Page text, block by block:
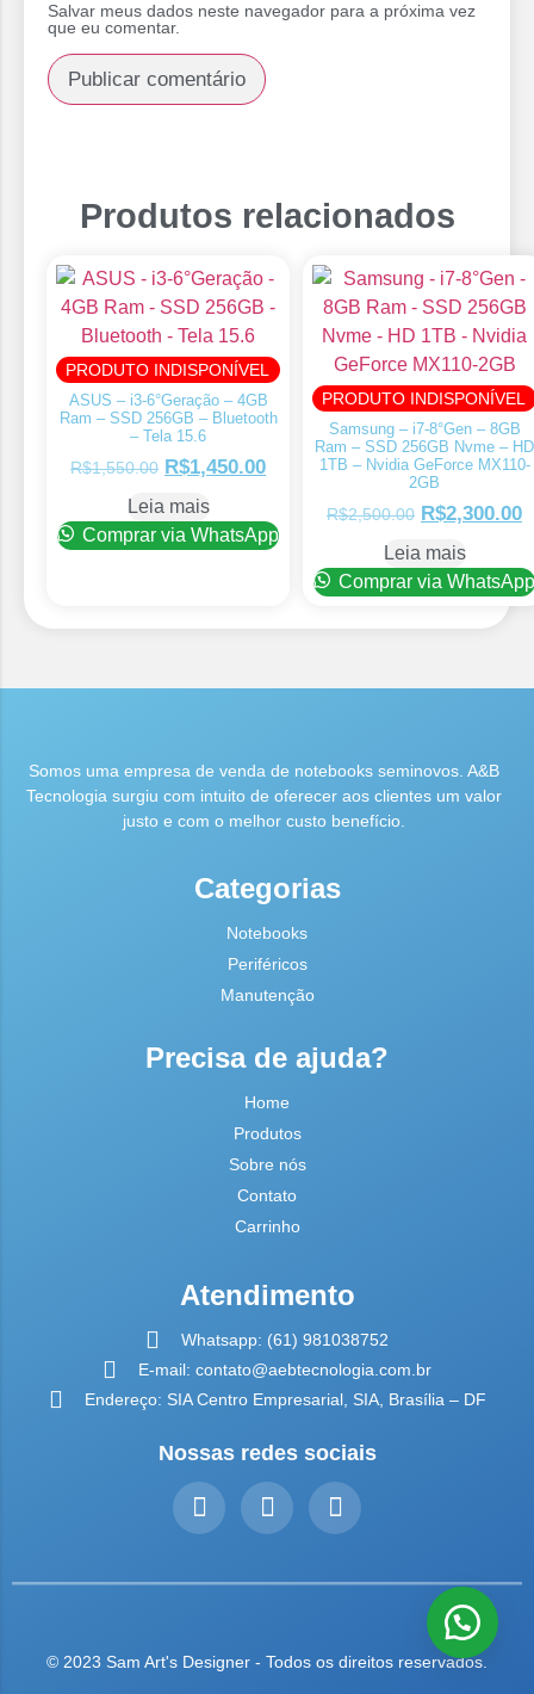
Salvar meus dados neste navegador para a próxima vez
que eu comentar.
Produtos relacionados
PRODUTO INDISPONÍVEL
ASUS – i3-6°Geração – 4GB
Ram – SSD 256GB – Bluetooth
– Tela 15.6
R$1,550.00 R$1,450.00
Leia mais
Comprar via WhatsApp
PRODUTO INDISPONÍVEL
Samsung – i7-8°Gen – 8GB
Ram – SSD 256GB Nvme – HD
1TB – Nvidia GeForce MX110-
2GB
R$2,500.00 R$2,300.00
Leia mais
Comprar via WhatsApp
Somos uma empresa de venda de notebooks seminovos. A&B
Tecnologia surgiu com intuito de oferecer aos clientes um valor
justo e com o melhor custo benefício.
Categorias
Notebooks
Periféricos
Manutenção
Precisa de ajuda?
Home
Produtos
Sobre nós
Contato
Carrinho
Atendimento
Whatsapp: (61) 981038752
E-mail: contato@aebtecnologia.com.br
Endereço: SIA Centro Empresarial, SIA, Brasília – DF
Nossas redes sociais
© 2023 Sam Art's Designer - Todos os direitos reservados.